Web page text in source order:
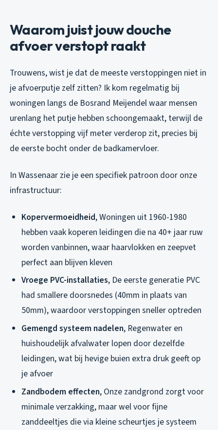
Waarom juist jouw douche
afvoer verstopt raakt
Trouwens, wist je dat de meeste verstoppingen niet in
je afvoerputje zelf zitten? Ik kom regelmatig bij
woningen langs de Bosrand Meijendel waar mensen
urenlang het putje hebben schoongemaakt, terwijl de
échte verstopping vijf meter verderop zit, precies bij
de eerste bocht onder de badkamervloer.
In Wassenaar zie je een specifiek patroon door onze
infrastructuur:
Kopervermoeidheid, Woningen uit 1960-1980
hebben vaak koperen leidingen die na 40+ jaar ruw
worden vanbinnen, waar haarvlokken en zeepvet
perfect aan blijven kleven
Vroege PVC-installaties, De eerste generatie PVC
had smallere doorsnedes (40mm in plaats van
50mm), waardoor verstoppingen sneller optreden
Gemengd systeem nadelen, Regenwater en
huishoudelijk afvalwater lopen door dezelfde
leidingen, wat bij hevige buien extra druk geeft op
je afvoer
Zandbodem effecten, Onze zandgrond zorgt voor
minimale verzakking, maar wel voor fijne
zanddeeltjes die via kleine scheurtjes je systeem